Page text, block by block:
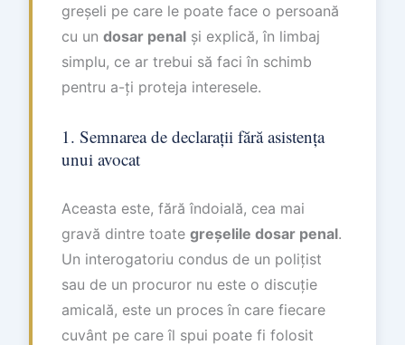
greșeli pe care le poate face o persoană
cu un dosar penal și explică, în limbaj
simplu, ce ar trebui să faci în schimb
pentru a-ți proteja interesele.
1. Semnarea de declarații fără asistența
unui avocat
Aceasta este, fără îndoială, cea mai
gravă dintre toate greșelile dosar penal.
Un interogatoriu condus de un polițist
sau de un procuror nu este o discuție
amicală, este un proces în care fiecare
cuvânt pe care îl spui poate fi folosit